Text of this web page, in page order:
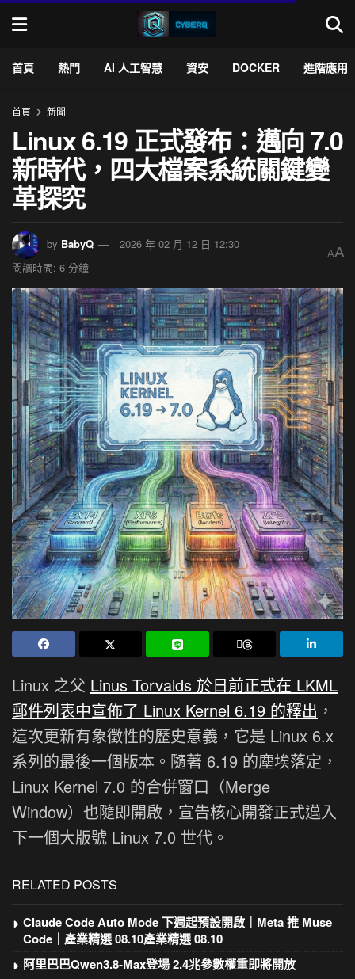
首頁 熱門 AI 人工智慧 資安 DOCKER 進階應用
首頁 新聞
Linux 6.19 正式發布：邁向 7.0
新時代，四大檔案系統關鍵變
革探究
by BabyQ
2026 年 02 月 12 日 12:30
閱讀時間: 6 分鐘
AA
Linux 之父 Linus Torvalds 於日前正式在 LKML
郵件列表中宣佈了 Linux Kernel 6.19 的釋出 ，
這次更新有象徵性的歷史意義，它是 Linux 6.x
系列的最後一個版本。隨著 6.19 的塵埃落定，
Linux Kernel 7.0 的合併窗口（Merge
Window）也隨即開啟，宣告核心開發正式邁入
下一個大版號 Linux 7.0 世代。
RELATED POSTS
Claude Code Auto Mode 下週起預設開啟｜Meta 推 Muse
Code｜產業精選 08.10產業精選 08.10
阿里巴巴Qwen3.8-Max登場 2.4兆參數權重即將開放